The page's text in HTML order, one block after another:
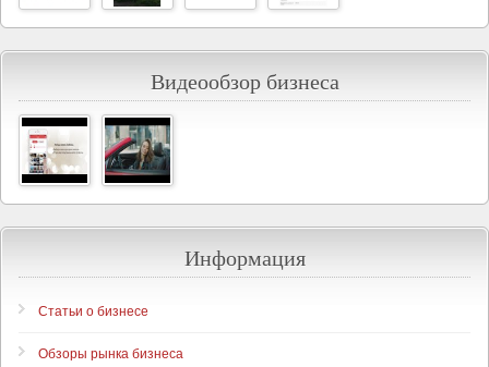
Видеообзор бизнеса
Информация
Статьи о бизнесе
Обзоры рынка бизнеса